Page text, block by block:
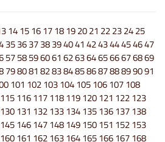
1415161718192021 22232425
35363738394041 424344454647
5758596061 6263646566676869
798081 82838485868788899091
101 102103104105106107108
115116117118119120121 122123
130131 132133134135136137138
145146147148149150151 152153
160161 162163164165166167168